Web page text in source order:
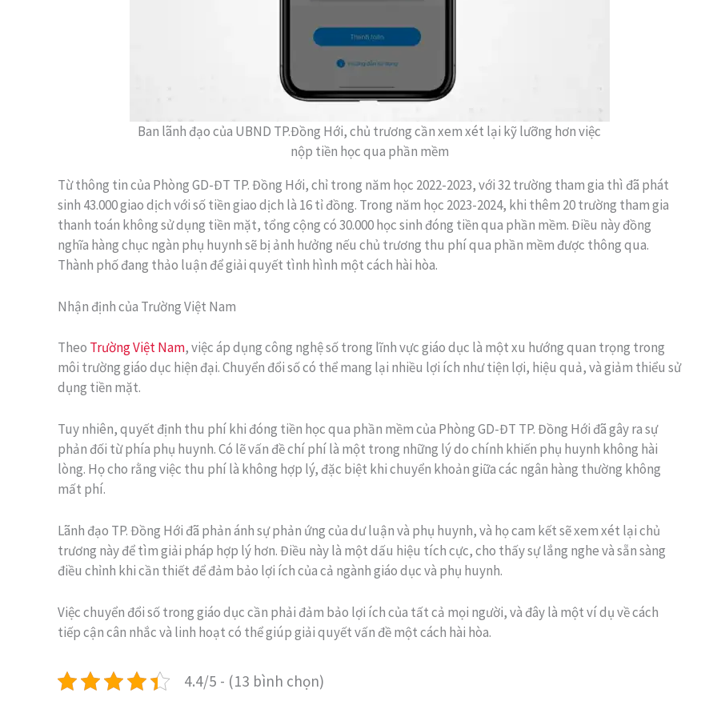
Ban lãnh đạo của UBND TP.Đồng Hới, chủ trương cần xem xét lại kỹ lưỡng hơn việc
nộp tiền học qua phần mềm
Từ thông tin của Phòng GD-ĐT TP. Đồng Hới, chỉ trong năm học 2022-2023, với 32 trường tham gia thì đã phát
sinh 43.000 giao dịch với số tiền giao dịch là 16 tỉ đồng. Trong năm học 2023-2024, khi thêm 20 trường tham gia
thanh toán không sử dụng tiền mặt, tổng cộng có 30.000 học sinh đóng tiền qua phần mềm. Điều này đồng
nghĩa hàng chục ngàn phụ huynh sẽ bị ảnh hưởng nếu chủ trương thu phí qua phần mềm được thông qua.
Thành phố đang thảo luận để giải quyết tình hình một cách hài hòa.
Nhận định của Trường Việt Nam
Theo Trường Việt Nam, việc áp dụng công nghệ số trong lĩnh vực giáo dục là một xu hướng quan trọng trong
môi trường giáo dục hiện đại. Chuyển đổi số có thể mang lại nhiều lợi ích như tiện lợi, hiệu quả, và giảm thiểu sử
dụng tiền mặt.
Tuy nhiên, quyết định thu phí khi đóng tiền học qua phần mềm của Phòng GD-ĐT TP. Đồng Hới đã gây ra sự
phản đối từ phía phụ huynh. Có lẽ vấn đề chí phí là một trong những lý do chính khiến phụ huynh không hài
lòng. Họ cho rằng việc thu phí là không hợp lý, đặc biệt khi chuyển khoản giữa các ngân hàng thường không
mất phí.
Lãnh đạo TP. Đồng Hới đã phản ánh sự phản ứng của dư luận và phụ huynh, và họ cam kết sẽ xem xét lại chủ
trương này để tìm giải pháp hợp lý hơn. Điều này là một dấu hiệu tích cực, cho thấy sự lắng nghe và sẵn sàng
điều chỉnh khi cần thiết để đảm bảo lợi ích của cả ngành giáo dục và phụ huynh.
Việc chuyển đổi số trong giáo dục cần phải đảm bảo lợi ích của tất cả mọi người, và đây là một ví dụ về cách
tiếp cận cân nhắc và linh hoạt có thể giúp giải quyết vấn đề một cách hài hòa.
4.4/5 - (13 bình chọn)